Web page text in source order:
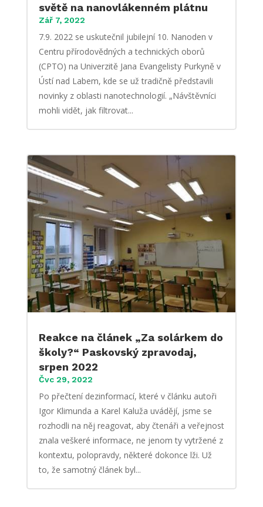
světě na nanovlákenném plátnu
Zář 7, 2022
7.9. 2022 se uskutečnil jubilejní 10. Nanoden v
Centru přírodovědných a technických oborů
(CPTO) na Univerzitě Jana Evangelisty Purkyně v
Ústí nad Labem, kde se už tradičně představili
novinky z oblasti nanotechnologií. „Návštěvníci
mohli vidět, jak filtrovat...
Reakce na článek „Za solárkem do
školy?“ Paskovský zpravodaj,
srpen 2022
Čvc 29, 2022
Po přečtení dezinformací, které v článku autoři
Igor Klimunda a Karel Kaluža uvádějí, jsme se
rozhodli na něj reagovat, aby čtenáři a veřejnost
znala veškeré informace, ne jenom ty vytržené z
kontextu, polopravdy, některé dokonce lži. Už
to, že samotný článek byl...